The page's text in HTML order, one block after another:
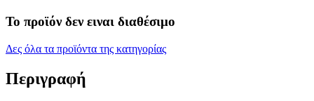
Το προϊόν δεν ειναι διαθέσιμο
Δες όλα τα προϊόντα της κατηγορίας
Περιγραφή